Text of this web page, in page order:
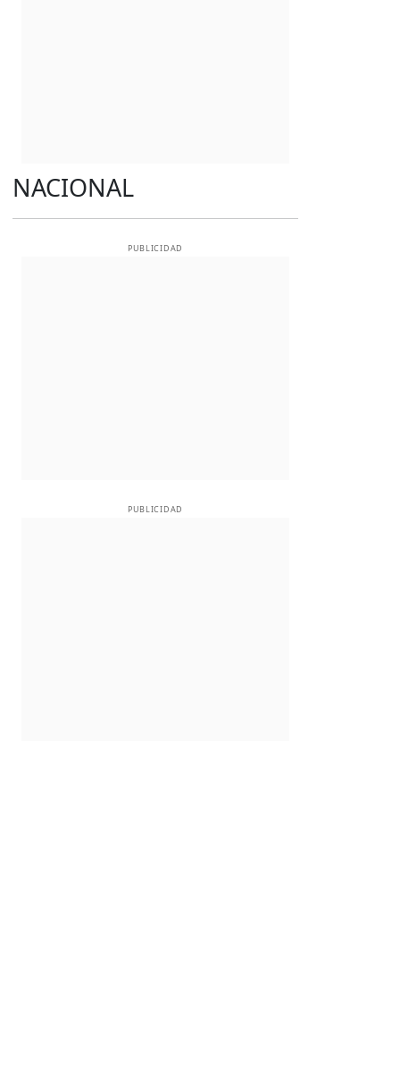
NACIONAL
PUBLICIDAD
PUBLICIDAD